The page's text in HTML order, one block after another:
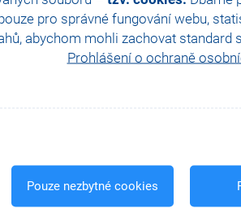
pro správné fungování webu,
abychom mohli zachovat standard
Prohlášení o ochraně
Pouze nezbytné cookies
Všechny praktické tipy pro
najdete na našem webu.